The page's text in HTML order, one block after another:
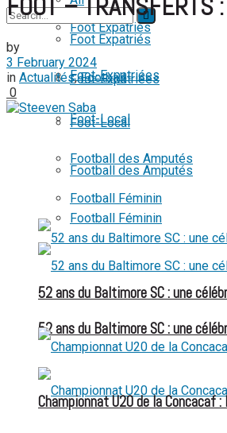
Foot Expatriés
Foot-Expatriées
Foot-Local
Football des Amputés
Football Féminin
52 ans du Baltimore SC : une
Foot Expatriés
Foot-Expatriées
Foot-Local
Football des Amputés
Football Féminin
52 ans du Baltimore SC : une
Championnat U20 de la Concacaf
No Result
View All Result
FOOT – TRANSFERTS
by
3 February 2024
in Actualités,Football
0